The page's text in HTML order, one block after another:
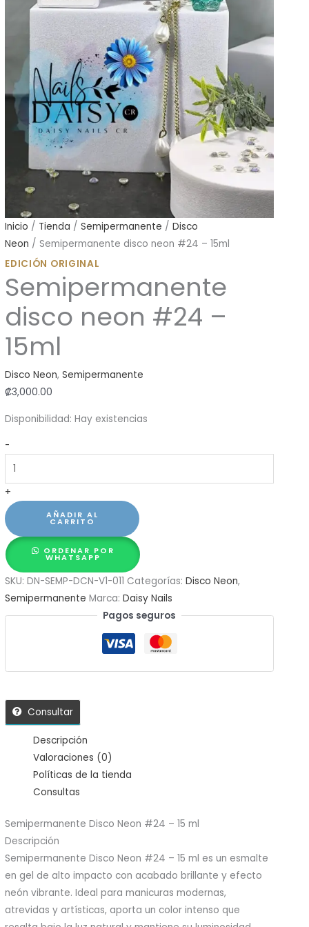
Inicio / Tienda /Semipermanente /Disco
Neon / Semipermanente disco neon #24 – 15ml
EDICIÓN ORIGINAL
Semipermanente
disco neon #24 –
15ml
Disco Neon,Semipermanente
₡3,000.00
Disponibilidad: Hay existencias
-
disco
#24
15ml
cantidad
+
AÑADIR AL
CARRITO
ORDENAR POR
WHATSAPP
SKU:DN-SEMP-DCN-V1-011 Categorías:Disco Neon,
Semipermanente Marca:Daisy Nails
Pagos seguros
Consultar
Descripción
Valoraciones (0)
Políticas de la tienda
Consultas
Semipermanente Disco Neon #24 – 15 ml
Descripción
Semipermanente Disco Neon #24 – 15 ml es un esmalte
en gel de alto impacto con acabado brillante y efecto
neón vibrante. Ideal para manicuras modernas,
atrevidas y artísticas, aporta un color intenso que